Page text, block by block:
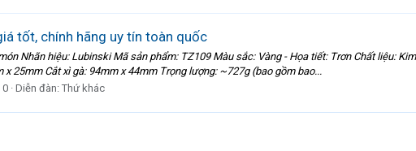
tốt, chính hãng uy tín toàn quốc
Nhãn hiệu: Lubinski Mã sản phẩm: TZ109 Màu sắc: Vàng - Họa tiết: Trơn Chất liệu:
25mm Cắt xì gà: 94mm x 44mm Trọng lượng: ~727g (bao gồm bao...
0 Diễn đàn: Thứ khác